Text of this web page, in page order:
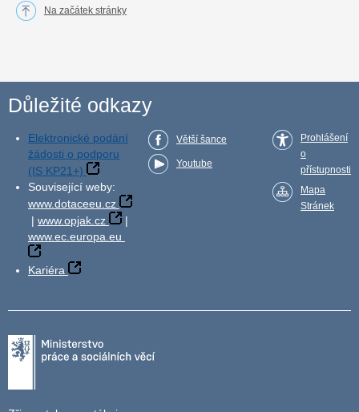
Na začátek stránky
Důležité odkazy
Elektronické podání
žádosti o podporu
(IS KP21+)
Související weby:
www.dotaceeu.cz
| www.opjak.cz
|
www.ec.europa.eu
Kariéra
Větší šance
Youtube
Prohlášení
o
přístupnosti
Mapa
Stránek